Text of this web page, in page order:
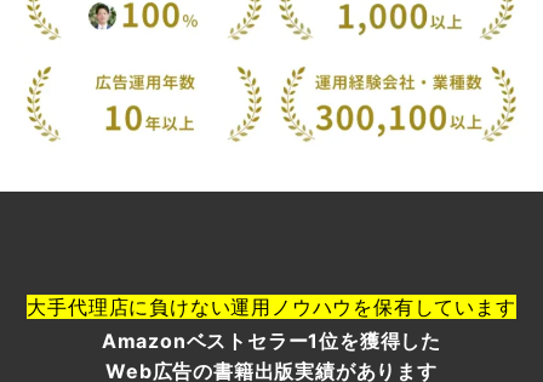
大手代理店に負けない運用ノウハウを保有しています
Amazonベストセラー1位を獲得した
Web広告の書籍出版実績があります